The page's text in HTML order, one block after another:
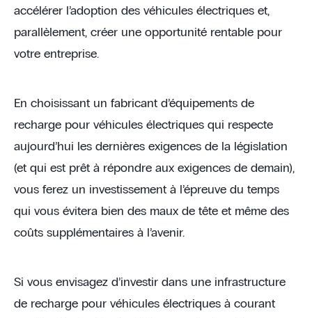
accélérer l’adoption des véhicules électriques et,
parallèlement, créer une opportunité rentable pour
votre entreprise.
En choisissant un fabricant d’équipements de
recharge pour véhicules électriques qui respecte
aujourd’hui les dernières exigences de la législation
(et qui est prêt à répondre aux exigences de demain),
vous ferez un investissement à l’épreuve du temps
qui vous évitera bien des maux de tête et même des
coûts supplémentaires à l’avenir.
Si vous envisagez d’investir dans une infrastructure
de recharge pour véhicules électriques à courant